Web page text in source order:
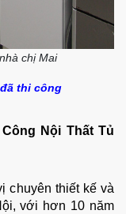
chị Mai
thi công
Nội Thất Tủ
chuyên thiết kế và
với hơn 10 năm
Thiết